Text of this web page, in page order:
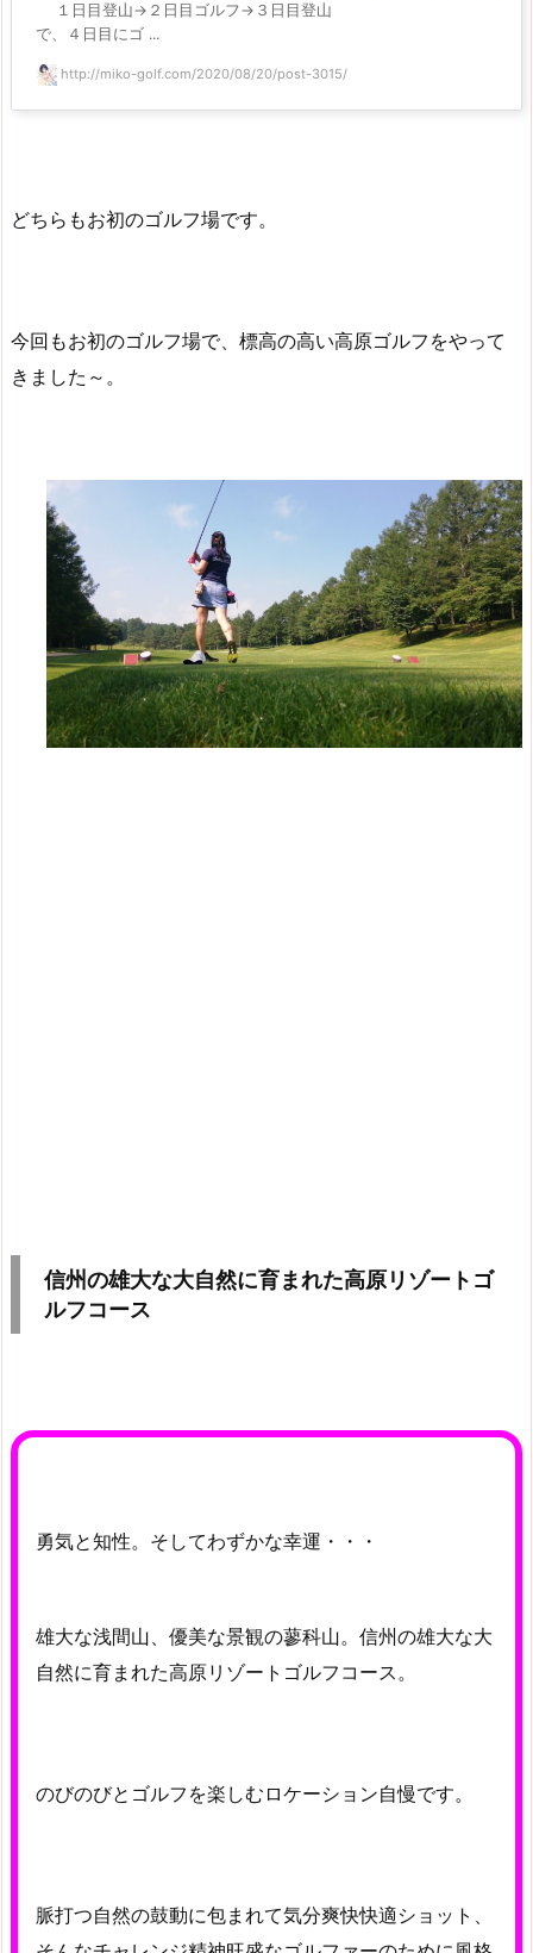
１日目登山→２日目ゴルフ→３日目登山
で、４日目にゴ ...
http://miko-golf.com/2020/08/20/post-3015/
どちらもお初のゴルフ場です。
今回もお初のゴルフ場で、標高の高い高原ゴルフをやって
きました～。
信州の雄大な大自然に育まれた高原リゾートゴ
ルフコース
勇気と知性。そしてわずかな幸運・・・
雄大な浅間山、優美な景観の蓼科山。信州の雄大な大
自然に育まれた高原リゾートゴルフコース。
のびのびとゴルフを楽しむロケーション自慢です。
脈打つ自然の鼓動に包まれて気分爽快快適ショット、